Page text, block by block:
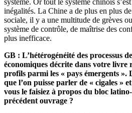
système. Or tout le système chinois
inégalités. La Chine a de plus en plus
sociale, il y a une multitude de grèves
système de contrôle, de maîtrise des
plus inefficace.
GB : L’hétérogénéité des processus
économiques décrite dans votre livre
profils parmi les « pays émergents ».
que l’on puisse parler de « cigales »
vous le faisiez à propos du bloc
précédent ouvrage ?